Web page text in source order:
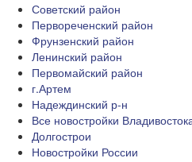
Советский район
Первореченский район
Фрунзенский район
Ленинский район
Первомайский район
г.Артем
Надеждинский р-н
Все новостройки
Долгострои
Новостройки России